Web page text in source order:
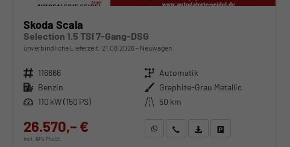
Skoda Scala
Selection 1.5 TSI 7-Gang-DSG
unverbindliche Lieferzeit: 21.08.2026 Neuwagen
Fahrzeugnr. 116666 Getriebe Automatik
Kraftstoff Benzin Außenfarbe Graphite-Grau Metallic
Leistung 110 kW (150 PS) Kilometerstand 50 km
26.570,– €
incl. 19% MwSt.
WhatsApp anfragen
Wir rufen Sie anFahrzeugexposé (PDF)
Fahrzeug parken